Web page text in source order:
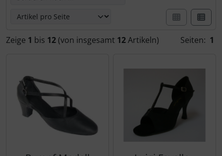
Zeige 1 bis 12 (von insgesamt 12Artikeln) Seiten: 1
Orientalisch
Over and under
Prüfungs Kleidung
fays
Ginadan
Iwa
Luigi Favallo